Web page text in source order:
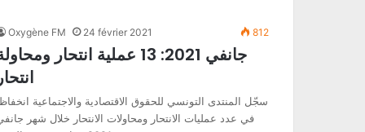
Oxygène FM 24 février 2021 812
جانفي 2021: 13 عملية انتحار
سجّل المنتدى التونسي للحقوق الاقتصادية والاجتماعية
في عدد عمليات الانتحار ومحاولات الانتحار خلال شهر